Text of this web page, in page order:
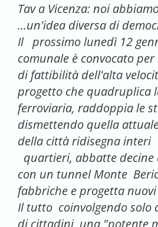
Tav a Vicenza: noi
...un'idea diversa di
Il prossimo lunedì 12
comunale è convocato
di fattibilità dell'alta
progetto che quadruplica
ferroviaria, raddoppia le
dismettendo quella
della città ridisegna interi
quartieri, abbatte decine
con un tunnel Monte
fabbriche e progetta
Il tutto coinvolgendo solo
di cittadini, una "potente